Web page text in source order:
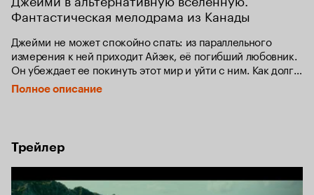
Фантастическая мелодрама из Канады
Джейми не может спокойно спать: из параллельного
измерения к ней приходит Айзек, её погибший любовник.
Он убеждает ее покинуть этот мир и уйти с ним. Как долго
Джейми сможет сохранить рассудок, когда грань между
реальностями так тонка?
Полное описание
Трейлер